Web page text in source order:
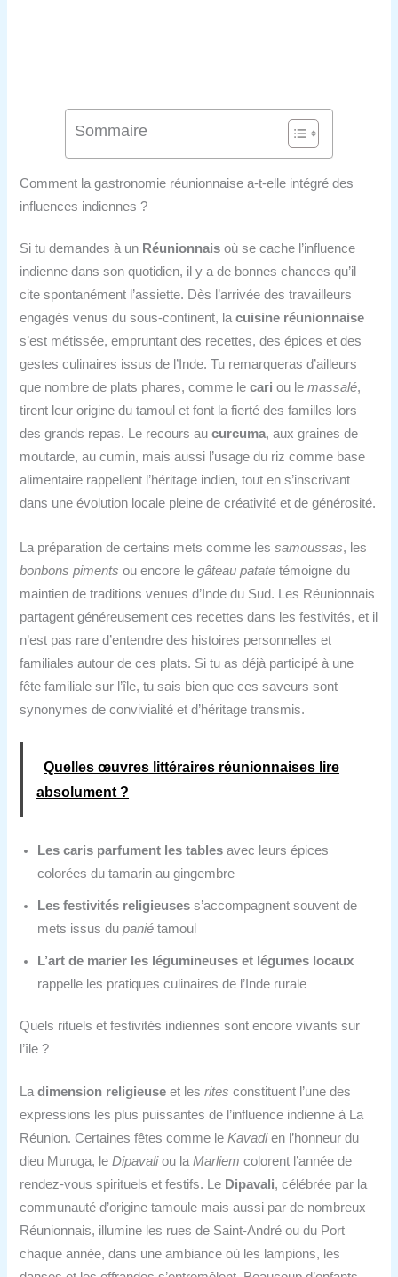
Sommaire
Comment la gastronomie réunionnaise a-t-elle intégré des
influences indiennes ?
Si tu demandes à un Réunionnais où se cache l’influence
indienne dans son quotidien, il y a de bonnes chances qu’il
cite spontanément l’assiette. Dès l’arrivée des travailleurs
engagés venus du sous-continent, lacuisine réunionnaise
s’est métissée, empruntant des recettes, des épices et des
gestes culinaires issus de l’Inde. Tu remarqueras d’ailleurs
que nombre de plats phares, comme lecari ou lemassalé,
tirent leur origine du tamoul et font la fierté des familles lors
des grands repas. Le recours aucurcuma, aux graines de
moutarde, au cumin, mais aussi l’usage du riz comme base
alimentaire rappellent l’héritage indien, tout en s’inscrivant
dans une évolution locale pleine de créativité et de générosité.
La préparation de certains mets comme lessamoussas, les
bonbons piments ou encore legâteau patate témoigne du
maintien de traditions venues d’Inde du Sud. Les Réunionnais
partagent généreusement ces recettes dans les festivités, et il
n’est pas rare d’entendre des histoires personnelles et
familiales autour de ces plats. Si tu as déjà participé à une
fête familiale sur l’île, tu sais bien que ces saveurs sont
synonymes de convivialité et d’héritage transmis.
Quelles œuvres littéraires réunionnaises lire
absolument ?
Les caris parfument les tables avec leurs épices
colorées du tamarin au gingembre
Les festivités religieuses s’accompagnent souvent de
mets issus dupanié tamoul
L’art de marier les légumineuses et légumes locaux
rappelle les pratiques culinaires de l’Inde rurale
Quels rituels et festivités indiennes sont encore vivants sur
l’île ?
Ladimension religieuse et lesrites constituent l’une des
expressions les plus puissantes de l’influence indienne à La
Réunion. Certaines fêtes comme leKavadien l’honneur du
dieu Muruga, leDipavaliou laMarliem colorent l’année de
rendez-vous spirituels et festifs. Le Dipavali, célébrée par la
communauté d’origine tamoule mais aussi par de nombreux
Réunionnais, illumine les rues de Saint-André ou du Port
chaque année, dans une ambiance où les lampions, les